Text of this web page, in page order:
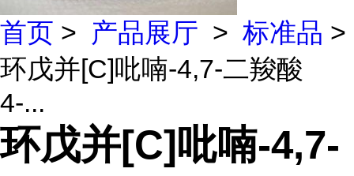
首页 > 产品展厅 > 标准品 >
环戊并[C]吡喃-4,7-二羧酸
4-...
环戊并[C]吡喃-4,7-